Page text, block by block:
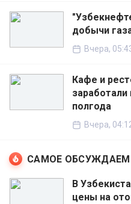
добычи
Вчера,
Кафе и
заработали
полгода
Вчера,
САМОЕ
В
цены на